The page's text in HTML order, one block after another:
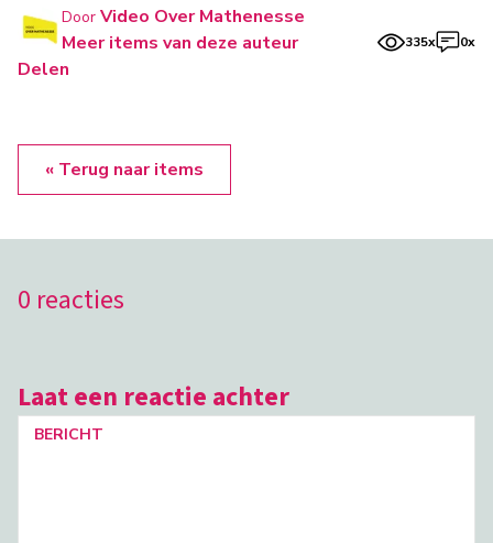
Door Video Over Mathenesse
Meer items van deze auteur
335x 0x
Delen
« Terug naar items
0 reacties
Laat een reactie achter
BERICHT